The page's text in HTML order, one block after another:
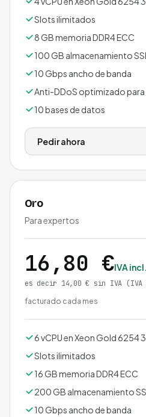
Slots ilimitados
8 GB memoria DDR4 ECC
100 GB almacenamiento
10 Gbps ancho de banda
Anti-DDoS optimizado para
10 bases de datos
Pedir ahora
Oro
Para expertos
16,80 €IVA incl.
es decir 14,00 € sin IVA (IVA
facturado cada mes
6 vCPU en Xeon Gold 6254
Slots ilimitados
16 GB memoria DDR4 ECC
200 GB almacenamiento
10 Gbps ancho de banda